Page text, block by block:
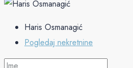
Haris Osmanagić
Pogledaj nekretnine